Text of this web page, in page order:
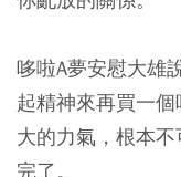
哆啦A夢安慰大雄
起精神來再買一
大的力氣，根本
完了。